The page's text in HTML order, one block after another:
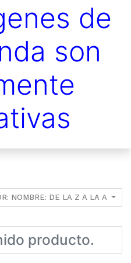
de
son
NOMBRE: DE LA Z A LA A
producto.